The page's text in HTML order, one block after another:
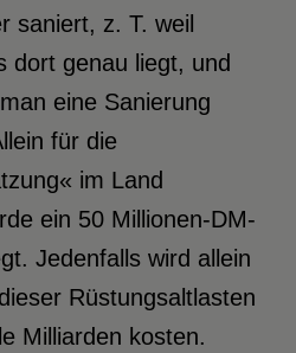
saniert, z. T. weil
dort genau liegt, und
eine Sanierung
für die
im Land
ein 50 Millionen-DM-
Jedenfalls wird allein
Rüstungsaltlasten
Milliarden kosten.